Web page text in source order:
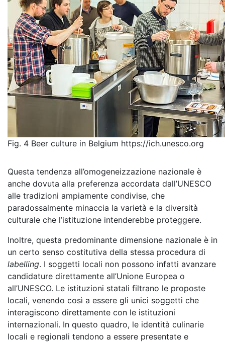
Fig. 4 Beer culture in Belgium https://ich.unesco.org
Questa tendenza all’omogeneizzazione nazionale è
anche dovuta alla preferenza accordata dall’UNESCO
alle tradizioni ampiamente condivise, che
paradossalmente minaccia la varietà e la diversità
culturale che l’istituzione intenderebbe proteggere.
Inoltre, questa predominante dimensione nazionale è in
un certo senso costitutiva della stessa procedura di
labelling. I soggetti locali non possono infatti avanzare
candidature direttamente all’Unione Europea o
all’UNESCO. Le istituzioni statali filtrano le proposte
locali, venendo così a essere gli unici soggetti che
interagiscono direttamente con le istituzioni
internazionali. In questo quadro, le identità culinarie
locali e regionali tendono a essere presentate e